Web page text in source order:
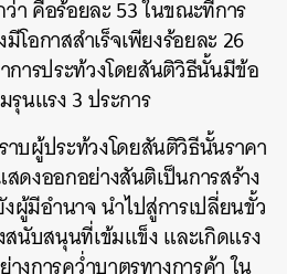
า คือร้อยละ 53 ในขณะที่การ
โอกาสสำเร็จเพียงร้อยละ 26
การประท้วงโดยสันติวิธีนั้นมีข้อ
รุนแรง 3 ประการ
บผู้ประท้วงโดยสันติวิธีนั้นราคา
ดงออกอย่างสันติเป็นการสร้าง
ผู้มีอำนาจ นำไปสู่การเปลี่ยนขั้ว
สนับสนุนที่เข้มแข็ง และเกิดแรง